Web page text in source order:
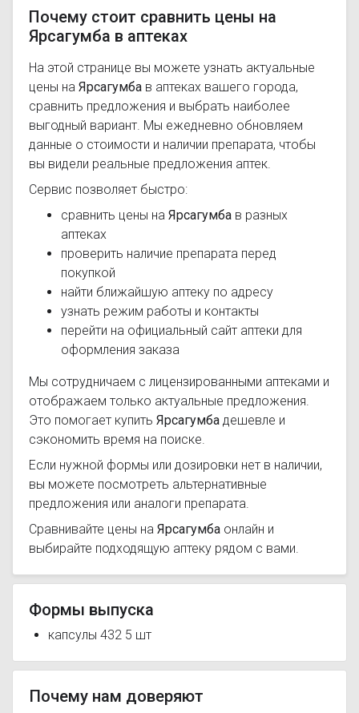
Почему стоит сравнить цены на
Ярсагумба в аптеках
На этой странице вы можете узнать актуальные
цены на Ярсагумба в аптеках вашего города,
сравнить предложения и выбрать наиболее
выгодный вариант. Мы ежедневно обновляем
данные о стоимости и наличии препарата, чтобы
вы видели реальные предложения аптек.
Сервис позволяет быстро:
сравнить цены на Ярсагумба в разных
аптеках
проверить наличие препарата перед
покупкой
найти ближайшую аптеку по адресу
узнать режим работы и контакты
перейти на официальный сайт аптеки для
оформления заказа
Мы сотрудничаем с лицензированными аптеками и
отображаем только актуальные предложения.
Это помогает купить Ярсагумба дешевле и
сэкономить время на поиске.
Если нужной формы или дозировки нет в наличии,
вы можете посмотреть альтернативные
предложения или аналоги препарата.
Сравнивайте цены на Ярсагумба онлайн и
выбирайте подходящую аптеку рядом с вами.
Формы выпуска
капсулы 432 5 шт
Почему нам доверяют